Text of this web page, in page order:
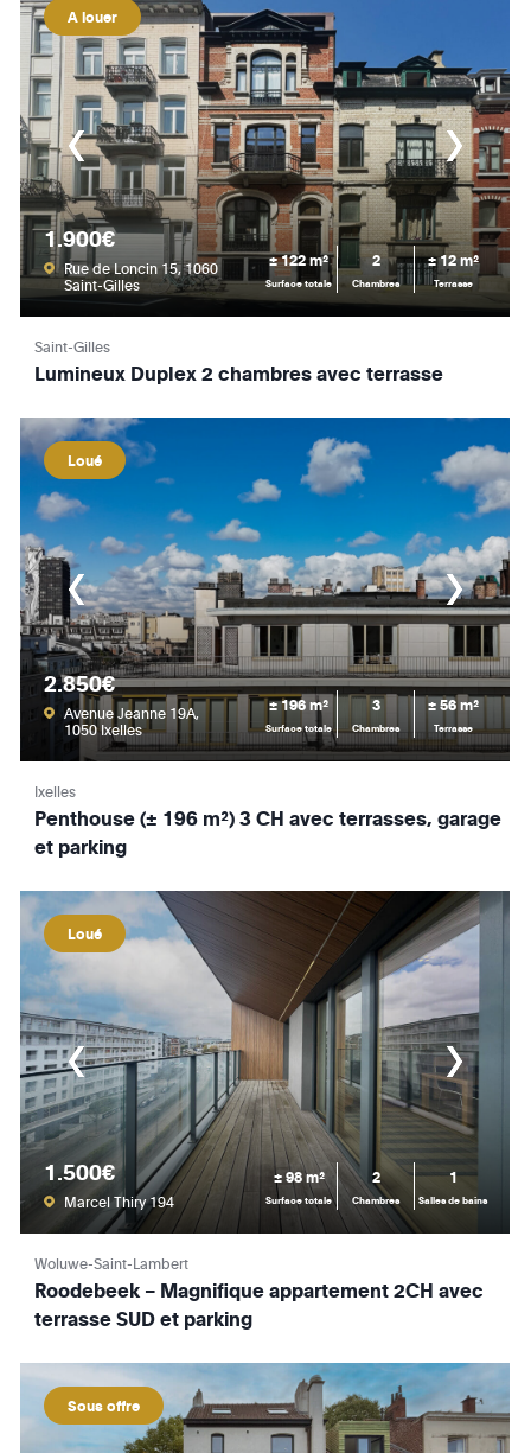
A louer
1.900€
Rue de Loncin 15, 1060
Saint-Gilles
± 122 m²
Surface totale
2
Chambres
± 12 m²
Terrasse
Saint-Gilles
Lumineux Duplex 2 chambres avec terrasse
Loué
2.850€
Avenue Jeanne 19A,
1050 Ixelles
± 196 m²
Surface totale
3
Chambres
± 56 m²
Terrasse
Ixelles
Penthouse (± 196 m²) 3 CH avec terrasses, garage
et parking
Loué
1.500€
Marcel Thiry 194
± 98 m²
Surface totale
2
Chambres
1
Salles de bains
Woluwe-Saint-Lambert
Roodebeek – Magnifique appartement 2CH avec
terrasse SUD et parking
Sous offre